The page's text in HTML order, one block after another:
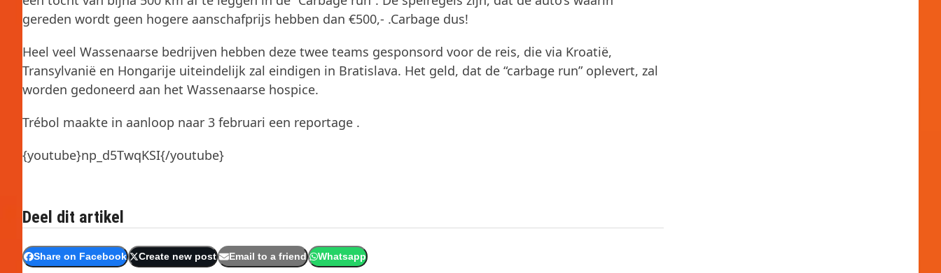
gereden wordt geen hogere aanschafprijs hebben dan €500,- .Carbage dus!
Heel veel Wassenaarse bedrijven hebben deze twee teams gesponsord voor de reis, die via Kroatië,
Transylvanië en Hongarije uiteindelijk zal eindigen in Bratislava. Het geld, dat de “carbage run” oplevert, zal
worden gedoneerd aan het Wassenaarse hospice.
Trébol maakte in aanloop naar 3 februari een reportage .
{youtube}np_d5TwqKSI{/youtube}
Deel dit artikel
Share on Facebook Create new post Email to a friend Whatsapp